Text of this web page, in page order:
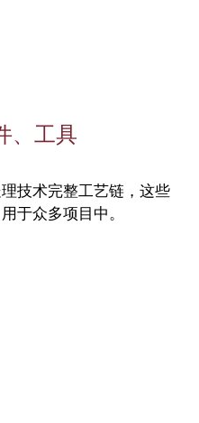
、工具
技术完整工艺链，这些
于众多项目中。